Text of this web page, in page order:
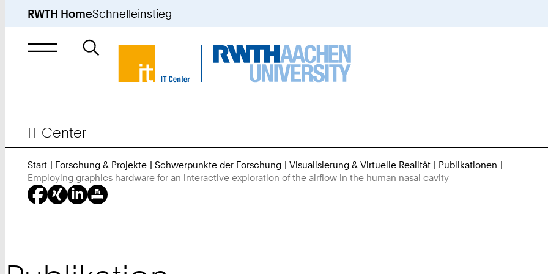
RWTH HomeSchnelleinstieg
Suche
nach
IT Center
Start Forschung & Projekte Schwerpunkte der Forschung Visualisierung & Virtuelle Realität
Publikationen
Employing graphics hardware for an interactive exploration of the airflow in the human nasal cavity